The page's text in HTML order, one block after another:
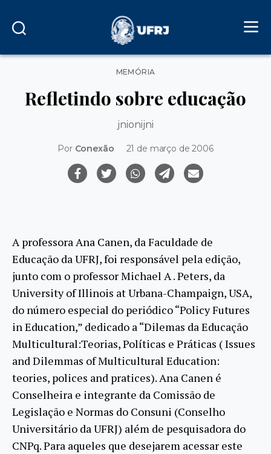
Categorias
MEMÓRIA
Refletindo sobre educação
jnionijni
Por Conexão 21 de março de 2006
A professora Ana Canen, da Faculdade de
Educação da UFRJ, foi responsável pela edição,
junto com o professor Michael A . Peters, da
University of Illinois at Urbana-Champaign, USA,
do número especial do periódico “Policy Futures
in Education,” dedicado a “Dilemas da Educação
Multicultural:Teorias, Políticas e Práticas ( Issues
and Dilemmas of Multicultural Education:
teories, polices and pratices). Ana Canen é
Conselheira e integrante da Comissão de
Legislação e Normas do Consuni (Conselho
Universitário da UFRJ) além de pesquisadora do
CNPq. Para aqueles que desejarem acessar este